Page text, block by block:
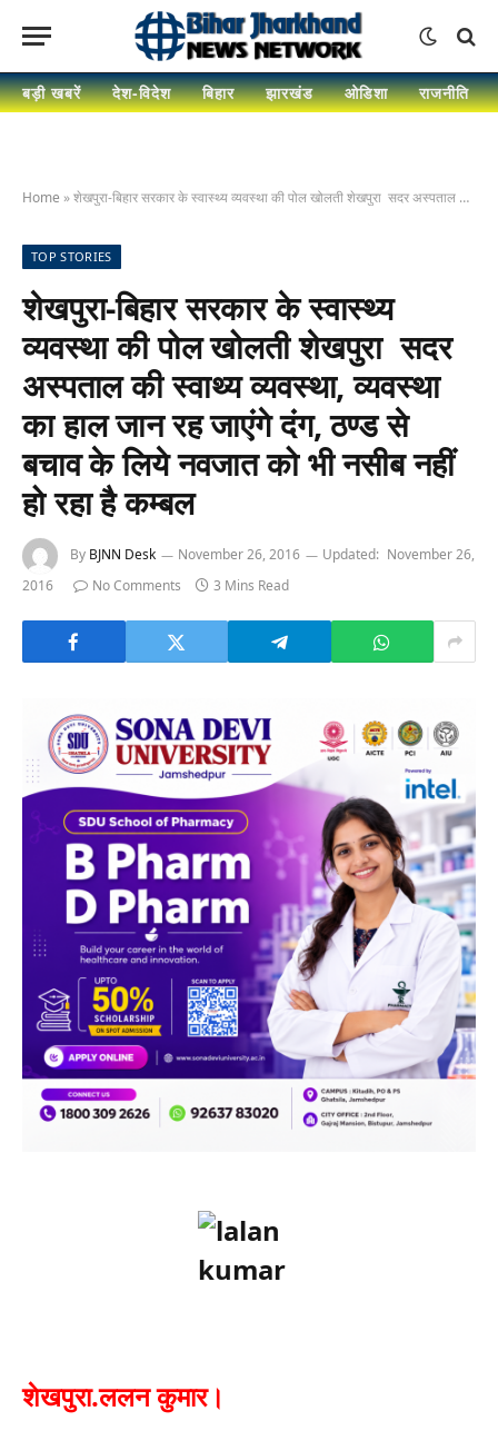
बड़ी खबरें देश-विदेश बिहार झारखंड ओडिशा राजनीति
Home »शेखपुरा-बिहार सरकार के स्वास्थ्य व्यवस्था की पोल खोलती शेखपुरा सदर अस्पताल की स्वाथ्य व्यवस्था, व्यवस्था का हाल जान रह जाएंगे दंग, ठण्ड से बचाव के लिये नवजात को भी नसीब नहीं हो रहा है कम्बल
TOP STORIES
शेखपुरा-बिहार सरकार के स्वास्थ्य
व्यवस्था की पोल खोलती शेखपुरा सदर
अस्पताल की स्वाथ्य व्यवस्था, व्यवस्था
का हाल जान रह जाएंगे दंग, ठण्ड से
बचाव के लिये नवजात को भी नसीब नहीं
हो रहा है कम्बल
By BJNN Desk November 26, 2016 Updated: November 26,
2016
No Comments 3 Mins Read
शेखपुरा.ललन कुमार।